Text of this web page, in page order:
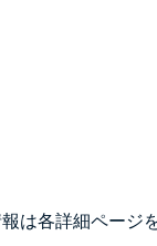
は各詳細ページ